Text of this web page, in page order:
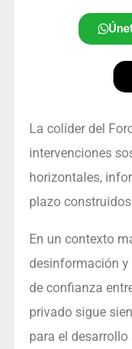
La colíder del
intervenciones
horizontales,
plazo
En un contexto
desinformación
de confianza
privado sigue
para el